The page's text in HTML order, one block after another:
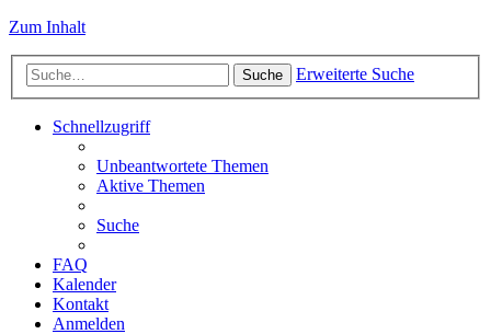
Zum Inhalt
Suche Erweiterte Suche
Schnellzugriff
Unbeantwortete Themen
Aktive Themen
Suche
FAQ
Kalender
Kontakt
Anmelden